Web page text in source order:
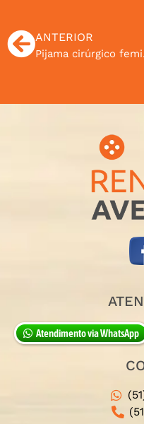
ANTERIOR
Atendimento via WhatsApp